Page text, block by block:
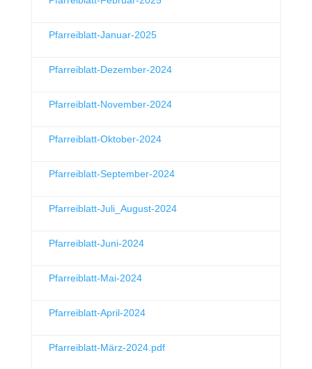
Pfarreiblatt-Januar-2025
Pfarreiblatt-Dezember-2024
Pfarreiblatt-November-2024
Pfarreiblatt-Oktober-2024
Pfarreiblatt-September-2024
Pfarreiblatt-Juli_August-2024
Pfarreiblatt-Juni-2024
Pfarreiblatt-Mai-2024
Pfarreiblatt-April-2024
Pfarreiblatt-März-2024.pdf